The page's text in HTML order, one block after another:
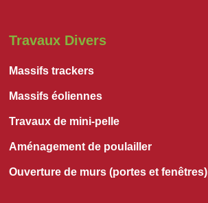
Travaux Divers
Massifs trackers
Massifs éoliennes
Travaux de mini-pelle
Aménagement de poulailler
Ouverture de murs (portes et fenêtres)